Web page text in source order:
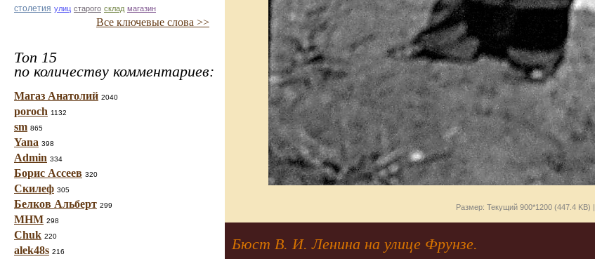
столетия улиц старого склад магазин
Все ключевые слова >>
Топ 15
по количеству комментариев:
Магаз Анатолий 2040
poroch 1132
sm 865
Yana 398
Admin 334
Борис Ассеев 320
Скилеф 305
Белков Альберт 299
МНМ 298
Chuk 220
alek48s 216
Размер: Текущий 900*1200 (447.4 KB) |
Бюст В. И. Ленина на улице Фрунзе.